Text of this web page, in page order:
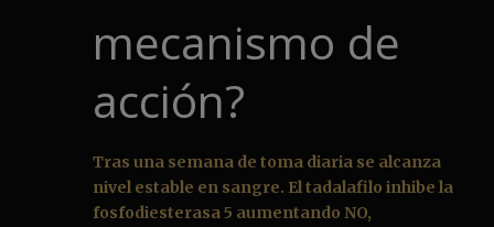
mecanismo de
acción?
Tras una semana de toma diaria se alcanza
nivel estable en sangre. El tadalafilo inhibe la
fosfodiesterasa 5 aumentando NO,